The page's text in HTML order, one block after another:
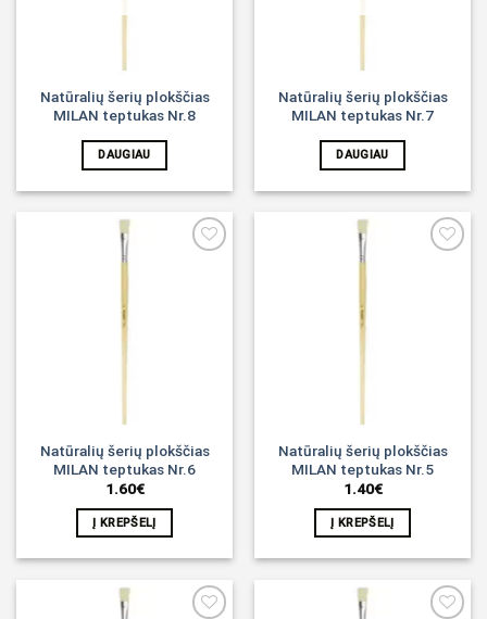
Natūralių šerių plokščias
MILAN teptukas Nr.8
DAUGIAU
Natūralių šerių plokščias
MILAN teptukas Nr.7
DAUGIAU
Natūralių šerių plokščias
MILAN teptukas Nr.6
1.60€
Į KREPŠELĮ
Natūralių šerių plokščias
MILAN teptukas Nr.5
1.40€
Į KREPŠELĮ